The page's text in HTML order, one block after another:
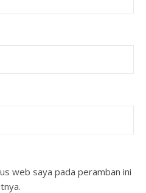
web saya pada peramban ini